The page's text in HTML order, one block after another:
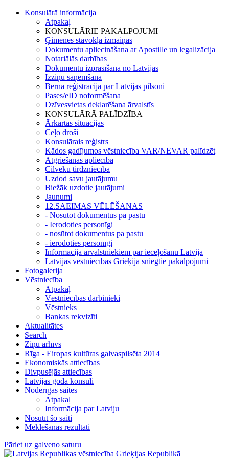
Konsulārā informācija
Atpakaļ
KONSULĀRIE PAKALPOJUMI
Ģimenes stāvokļa izmaiņas
Dokumentu apliecināšana ar Apostille un legalizācija
Notariālās darbības
Dokumentu izprasīšana no Latvijas
Izziņu saņemšana
Bērna reģistrācija par Latvijas pilsoni
Pases/eID noformēšana
Dzīvesvietas deklarēšana ārvalstīs
KONSULĀRĀ PALĪDZĪBA
Ārkārtas situācijas
Ceļo droši
Konsulārais reģistrs
Kādos gadījumos vēstniecība VAR/NEVAR palīdzēt
Atgriešanās apliecība
Cilvēku tirdzniecība
Uzdod savu jautājumu
Biežāk uzdotie jautājumi
Jaunumi
12.SAEIMAS VĒLĒŠANAS
- Nosūtot dokumentus pa pastu
- Ierodoties personīgi
- nosūtot dokumentus pa pastu
- ierodoties personīgi
Informācija ārvalstniekiem par ieceļošanu Latvijā
Latvijas vēstniecības Grieķijā sniegtie pakalpojumi
Fotogalerija
Vēstniecība
Atpakaļ
Vēstniecības darbinieki
Vēstnieks
Bankas rekvizīti
Aktualitātes
Search
Ziņu arhīvs
Rīga - Eiropas kultūras galvaspilsēta 2014
Ekonomiskās attiecības
Divpusējās attiecības
Latvijas goda konsuli
Noderīgas saites
Atpakaļ
Informācija par Latviju
Nosūtīt šo saiti
Meklēšanas rezultāti
Pāriet uz galveno saturu